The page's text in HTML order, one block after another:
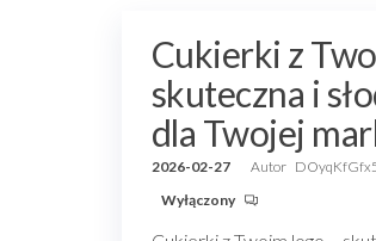
Cukierki z
skuteczna i
dla Twojej
2026-02-27 Autor
Wyłączony